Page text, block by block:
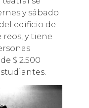
y sábado
edificio de
reos, y tiene
$ 2.500